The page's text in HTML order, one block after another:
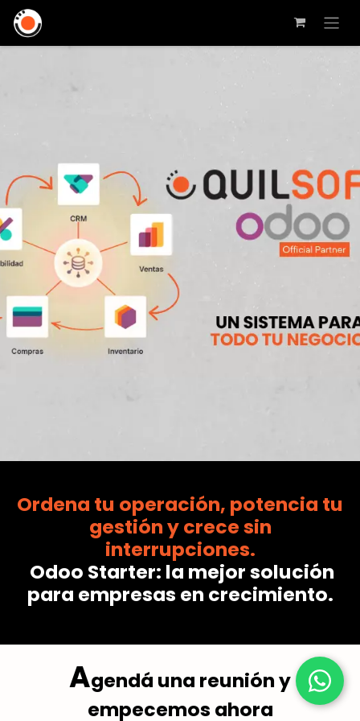
Ordena tu operación, potencia tu
gestión y crece sin
interrupciones.
Odoo Starter: la mejor solución
para empresas en crecimiento.
Agendá una reunión y
empecemos ahora